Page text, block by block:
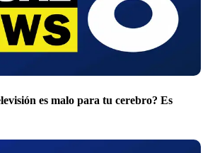
es malo para tu cerebro? Es